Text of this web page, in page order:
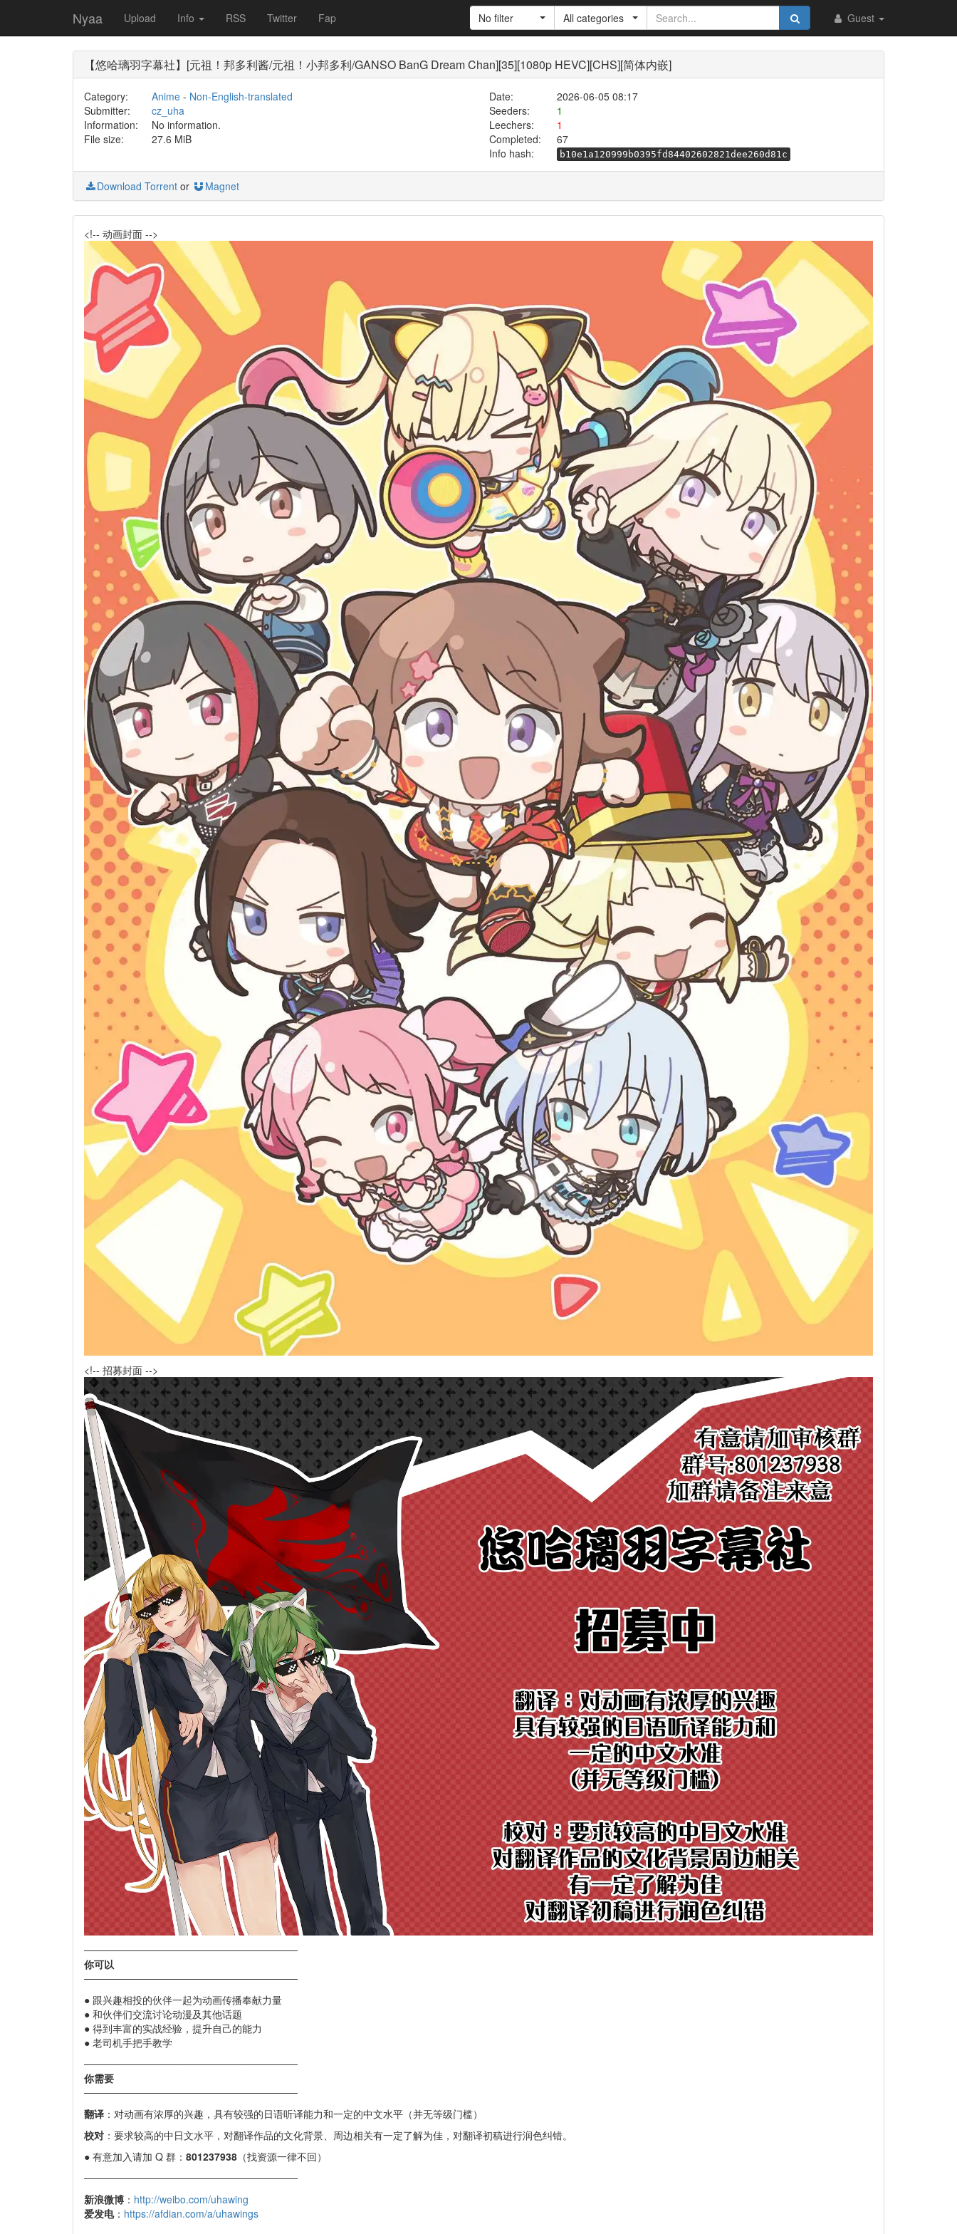
Nyaa Upload Info RSS Twitter Fap Guest
No filter All categories
【悠哈璃羽字幕社】[元祖！邦多利酱/元祖！小邦多利/GANSO BanG Dream Chan][35][1080p HEVC][CHS][简体内嵌]
Category: Anime- Non-English-translated Date:
2026-06-05 08:17
Submitter:
cz_uha Seeders:
1
Information:
No information. Leechers:
1
File size:
27.6 MiB Completed:
67
Info hash:
b10e1a120999b0395fd84402602821dee260d81c
Download Torrent or Magnet
<!-- 动画封面 -->
<!-- 招募封面 -->
──────────────────────────────
你可以
──────────────────────────────
● 跟兴趣相投的伙伴一起为动画传播奉献力量
● 和伙伴们交流讨论动漫及其他话题
● 得到丰富的实战经验，提升自己的能力
● 老司机手把手教学
──────────────────────────────
你需要
──────────────────────────────
翻译 ：对动画有浓厚的兴趣，具有较强的日语听译能力和一定的中文水平（并无等级门槛）
校对 ：要求较高的中日文水平，对翻译作品的文化背景、周边相关有一定了解为佳，对翻译初稿进行润色纠错。
● 有意加入请加 Q 群： 801237938 （找资源一律不回）
──────────────────────────────
新浪微博 ： http://weibo.com/uhawing
爱发电： https://afdian.com/a/uhawings